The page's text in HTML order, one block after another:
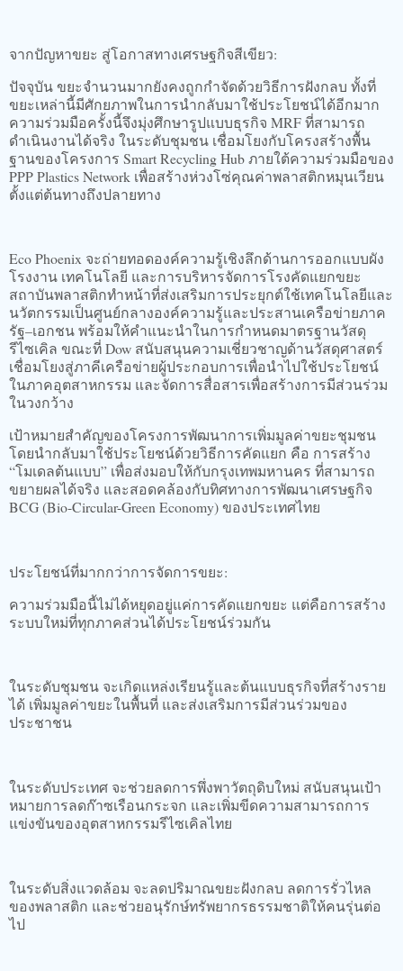
จากปัญหาขยะ สู่โอกาสทางเศรษฐกิจสีเขียว:
ปัจจุบัน ขยะจำนวนมากยังคงถูกกำจัดด้วยวิธีการฝังกลบ ทั้งที่
ขยะเหล่านี้มีศักยภาพในการนำกลับมาใช้ประโยชน์ได้อีกมาก
ความร่วมมือครั้งนี้จึงมุ่งศึกษารูปแบบธุรกิจ MRF ที่สามารถ
ดำเนินงานได้จริง ในระดับชุมชน เชื่อมโยงกับโครงสร้างพื้น
ฐานของโครงการ Smart Recycling Hub ภายใต้ความร่วมมือของ
PPP Plastics Network เพื่อสร้างห่วงโซ่คุณค่าพลาสติกหมุนเวียน
ตั้งแต่ต้นทางถึงปลายทาง
Eco Phoenix จะถ่ายทอดองค์ความรู้เชิงลึกด้านการออกแบบผัง
โรงงาน เทคโนโลยี และการบริหารจัดการโรงคัดแยกขยะ
สถาบันพลาสติกทำหน้าที่ส่งเสริมการประยุกต์ใช้เทคโนโลยีและ
นวัตกรรมเป็นศูนย์กลางองค์ความรู้และประสานเครือข่ายภาค
รัฐ–เอกชน พร้อมให้คำแนะนำในการกำหนดมาตรฐานวัสดุ
รีไซเคิล ขณะที่ Dow สนับสนุนความเชี่ยวชาญด้านวัสดุศาสตร์
เชื่อมโยงสู่ภาคีเครือข่ายผู้ประกอบการเพื่อนำไปใช้ประโยชน์
ในภาคอุตสาหกรรม และจัดการสื่อสารเพื่อสร้างการมีส่วนร่วม
ในวงกว้าง
เป้าหมายสำคัญของโครงการพัฒนาการเพิ่มมูลค่าขยะชุมชน
โดยนำกลับมาใช้ประโยชน์ด้วยวิธีการคัดแยก คือ การสร้าง
“โมเดลต้นแบบ” เพื่อส่งมอบให้กับกรุงเทพมหานคร ที่สามารถ
ขยายผลได้จริง และสอดคล้องกับทิศทางการพัฒนาเศรษฐกิจ
BCG (Bio-Circular-Green Economy) ของประเทศไทย
ประโยชน์ที่มากกว่าการจัดการขยะ:
ความร่วมมือนี้ไม่ได้หยุดอยู่แค่การคัดแยกขยะ แต่คือการสร้าง
ระบบใหม่ที่ทุกภาคส่วนได้ประโยชน์ร่วมกัน
ในระดับชุมชน จะเกิดแหล่งเรียนรู้และต้นแบบธุรกิจที่สร้างราย
ได้ เพิ่มมูลค่าขยะในพื้นที่ และส่งเสริมการมีส่วนร่วมของ
ประชาชน
ในระดับประเทศ จะช่วยลดการพึ่งพาวัตถุดิบใหม่ สนับสนุนเป้า
หมายการลดก๊าซเรือนกระจก และเพิ่มขีดความสามารถการ
แข่งขันของอุตสาหกรรมรีไซเคิลไทย
ในระดับสิ่งแวดล้อม จะลดปริมาณขยะฝังกลบ ลดการรั่วไหล
ของพลาสติก และช่วยอนุรักษ์ทรัพยากรธรรมชาติให้คนรุ่นต่อ
ไป